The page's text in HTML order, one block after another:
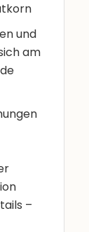
und
am
–